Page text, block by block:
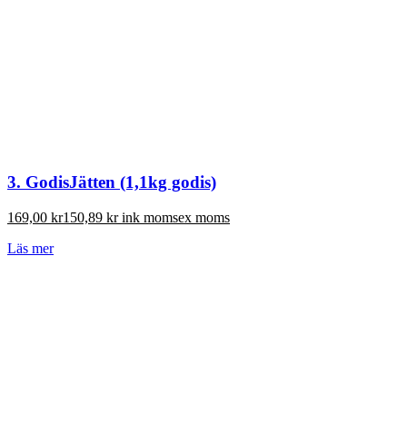
3. GodisJätten (1,1kg godis)
169,00 kr150,89 kr ink momsex moms
Läs mer